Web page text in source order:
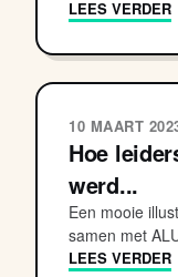
LEES VERDER
10 MAART
Hoe
werd...
Een mooie
samen met
LEES VERDER